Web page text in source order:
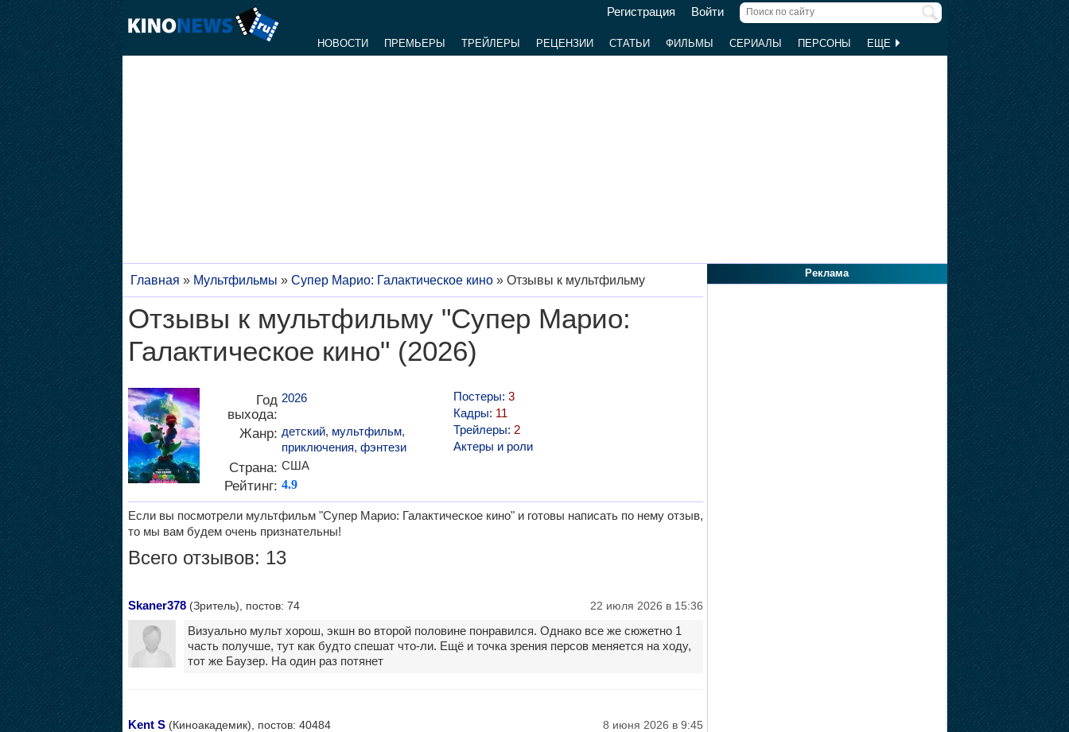
Регистрация Войти
НОВОСТИ ПРЕМЬЕРЫ ТРЕЙЛЕРЫ РЕЦЕНЗИИ СТАТЬИ ФИЛЬМЫ СЕРИАЛЫ ПЕРСОНЫ ЕЩЕ
Главная » Мультфильмы » Супер Марио: Галактическое кино» Отзывы к мультфильму
Отзывы к мультфильму "Супер Марио:
Галактическое кино" (2026)
Год
выхода:
2026
Жанр: детский, мультфильм,
приключения, фэнтези
Страна: США
Рейтинг: 4.9
Постеры: 3
Кадры: 11
Трейлеры: 2
Актеры и роли
Если вы посмотрели мультфильм "Супер Марио: Галактическое кино" и готовы написать по нему отзыв,
то мы вам будем очень признательны!
Всего отзывов: 13
Skaner378(Зритель), постов: 74
22 июля 2026 в 15:36
Визуально мульт хорош, экшн во второй половине понравился. Однако все же сюжетно 1
часть получше, тут как будто спешат что-ли. Ещё и точка зрения персов меняется на ходу,
тот же Баузер. На один раз потянет
Kent S(Киноакадемик), постов: 40484 8 июня 2026 в 9:45
Реклама